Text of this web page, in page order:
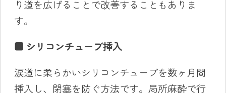
り道を広げることで改善することもありま
す。
■ シリコンチューブ挿入
涙道に柔らかいシリコンチューブを数ヶ月間
挿入し、閉塞を防ぐ方法です。局所麻酔で行